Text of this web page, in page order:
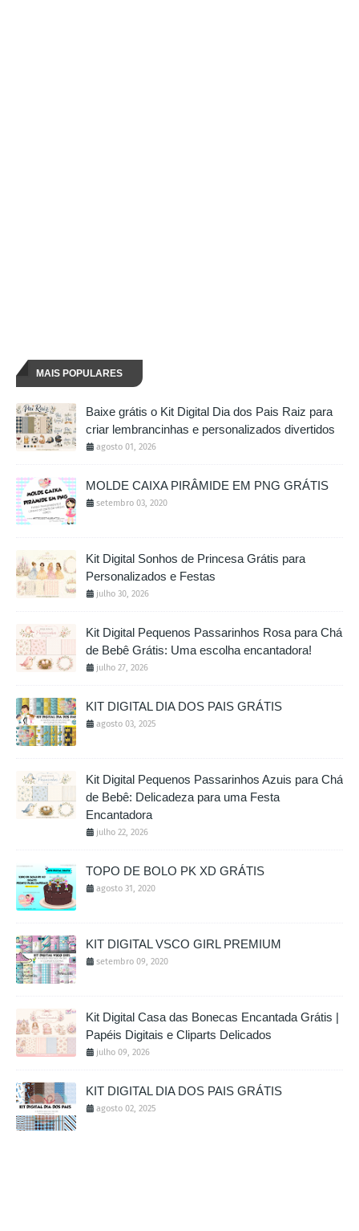
MAIS POPULARES
Baixe grátis o Kit Digital Dia dos Pais Raiz para
criar lembrancinhas e personalizados divertidos
agosto 01, 2026
MOLDE CAIXA PIRÂMIDE EM PNG GRÁTIS
setembro 03, 2020
Kit Digital Sonhos de Princesa Grátis para
Personalizados e Festas
julho 30, 2026
Kit Digital Pequenos Passarinhos Rosa para Chá
de Bebê Grátis: Uma escolha encantadora!
julho 27, 2026
KIT DIGITAL DIA DOS PAIS GRÁTIS
agosto 03, 2025
Kit Digital Pequenos Passarinhos Azuis para Chá
de Bebê: Delicadeza para uma Festa
Encantadora
julho 22, 2026
TOPO DE BOLO PK XD GRÁTIS
agosto 31, 2020
KIT DIGITAL VSCO GIRL PREMIUM
setembro 09, 2020
Kit Digital Casa das Bonecas Encantada Grátis |
Papéis Digitais e Cliparts Delicados
julho 09, 2026
KIT DIGITAL DIA DOS PAIS GRÁTIS
agosto 02, 2025